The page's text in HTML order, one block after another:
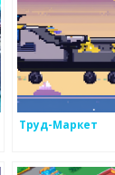
Труд-Маркет